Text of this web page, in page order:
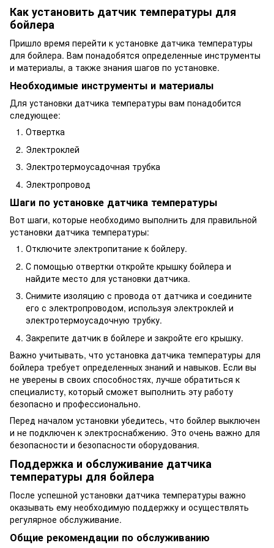
Как установить датчик температуры для
бойлера
Пришло время перейти к установке датчика температуры
для бойлера. Вам понадобятся определенные инструменты
и материалы, а также знания шагов по установке.
Необходимые инструменты и материалы
Для установки датчика температуры вам понадобится
следующее:
Отвертка
Электроклей
Электротермоусадочная трубка
Электропровод
Шаги по установке датчика температуры
Вот шаги, которые необходимо выполнить для правильной
установки датчика температуры:
Отключите электропитание к бойлеру.
С помощью отвертки откройте крышку бойлера и
найдите место для установки датчика.
Снимите изоляцию с провода от датчика и соедините
его с электропроводом, используя электроклей и
электротермоусадочную трубку.
Закрепите датчик в бойлере и закройте его крышку.
Важно учитывать, что установка датчика температуры для
бойлера требует определенных знаний и навыков. Если вы
не уверены в своих способностях, лучше обратиться к
специалисту, который сможет выполнить эту работу
безопасно и профессионально.
Перед началом установки убедитесь, что бойлер выключен
и не подключен к электроснабжению. Это очень важно для
безопасности и безопасности оборудования.
Поддержка и обслуживание датчика
температуры для бойлера
После успешной установки датчика температуры важно
оказывать ему необходимую поддержку и осуществлять
регулярное обслуживание.
Общие рекомендации по обслуживанию